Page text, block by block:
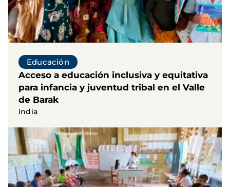
Educación
Acceso a educación inclusiva y equitativa
para infancia y juventud tribal en el Valle
de Barak
India